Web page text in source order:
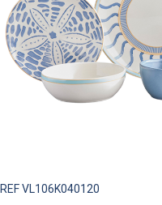
REF VL106K040120